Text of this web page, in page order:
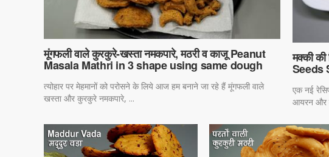
मूंगफली वाले कुरकुरे-खस्ता नमकपारे, मठरी व काजू Peanut
Masala Mathri in 3 shape using same dough
त्योहार पर मेहमानों को परोसने के लिये आज हम बनाने जा रहे हैं मूंगफली वाले
खस्ता और कुरकुरे नमकपारे, ...
मक्की
Seeds
एक नई
आयरन और